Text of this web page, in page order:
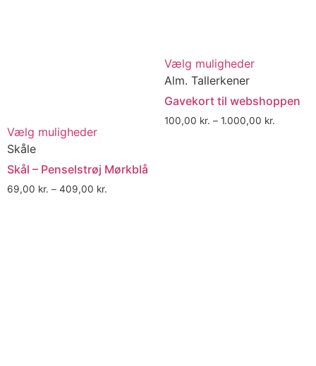
Vælg muligheder
Skåle
Skål – Penselstrøj Mørkblå
69,00 kr. – 409,00 kr.
Vælg muligheder
Alm. Tallerkener
Gavekort til webshoppen
100,00 kr. – 1.000,00 kr.